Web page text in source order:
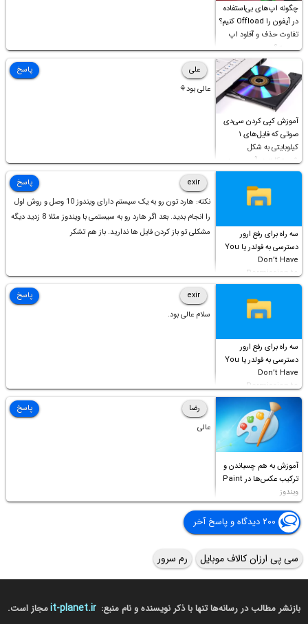
چگونه اپ‌های بی‌استفاده
در آیفون را Offload کنیم؟
تفاوت حذف و آفلود اپ
چیست؟
آموزش کپی کردن سی‌دی
صوتی که فایل‌های ۱
کیلوبایتی به شکل
شورت‌کات در آن موجود
است!
علی
عالی بود⚘
پاسخ
سه راه برای رفع ارور
دسترسی به فولدر یا You
Don’t Have
Permission to
Access this folder
exir
نکته: هارد تون رو به یک سیستم دارای ویندوز 10 وصل و روش اول
را انجام بدید. بعد اگر هارد رو به سیستمی با ویندوز مثلا 8 زدید دیگه
مشکلی تو باز کردن فایل ها ندارید. باز هم تشکر
پاسخ
سه راه برای رفع ارور
دسترسی به فولدر یا You
Don’t Have
Permission to
Access this folder
exir
سلام عالی بود.
پاسخ
آموزش به هم چسباندن و
ترکیب عکس‌ها در Paint
ویندوز
رضا
عالی
پاسخ
۲۰۰ دیدگاه و پاسخ آخر
سی پی ارزان کالاف موبایل رم سرور
بازنشر مطالب در رسانه‌ها تنها با ذکر نویسنده و نام منبع: it-planet.irمجاز است.